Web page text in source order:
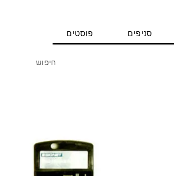
טל' 09-9564464 סניפים פוסטים